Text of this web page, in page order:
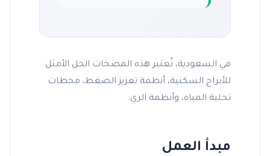
في السعودية، تُعتبر هذه المضخات الحل الأمثل
للأبراج السكنية، أنظمة تعزيز الضغط، محطات
تحلية المياه، وأنظمة الري.
مبدأ العمل